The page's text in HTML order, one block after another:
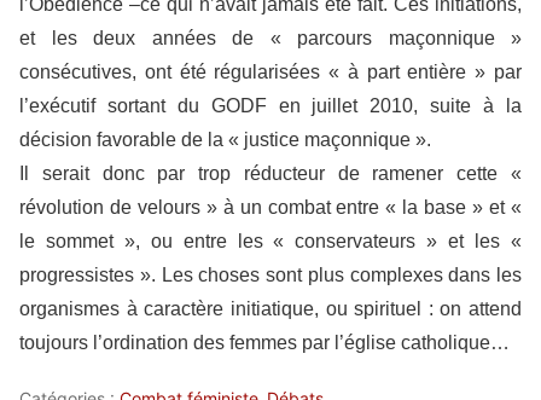
l’Obédience –ce qui n’avait jamais été fait. Ces initiations,
et les deux années de « parcours maçonnique »
consécutives, ont été régularisées « à part entière » par
l’exécutif sortant du GODF en juillet 2010, suite à la
décision favorable de la « justice maçonnique ».
Il serait donc par trop réducteur de ramener cette «
révolution de velours » à un combat entre « la base » et «
le sommet », ou entre les « conservateurs » et les «
progressistes ». Les choses sont plus complexes dans les
organismes à caractère initiatique, ou spirituel : on attend
toujours l’ordination des femmes par l’église catholique…